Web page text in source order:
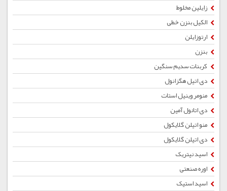
زایلین مخلوط
الکیل بنزن خطی
ارتوزایلن
بنزن
کربنات سدیم سنگین
دی اتیل هگزانول
منومر وینیل استات
دی اتانول آمین
منو اتیلن گلایکول
دی اتیلن گلایکول
اسید نیتریک
اوره صنعتی
اسید استیک